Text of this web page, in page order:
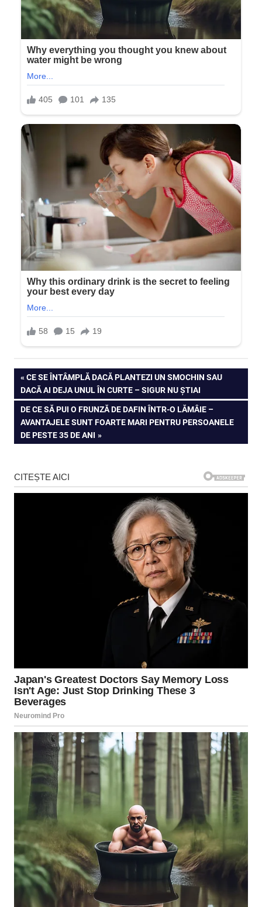
Navigare
în
articole
PREVIOUS
POST:
CE SE ÎNTÂMPLĂ DACĂ PLANTEZI UN SMOCHIN SAU
DACĂ AI DEJA UNUL ÎN CURTE – SIGUR NU ȘTIAI
NEXT
POST:
DE CE SĂ PUI O FRUNZĂ DE DAFIN ÎNTR-O LĂMÂIE –
AVANTAJELE SUNT FOARTE MARI PENTRU PERSOANELE
DE PESTE 35 DE ANI